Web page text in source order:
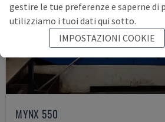
MYNX 550
gestire le tue preferenze e saperne di
utilizziamo i tuoi dati qui sotto.
IMPOSTAZIONI COOKIE